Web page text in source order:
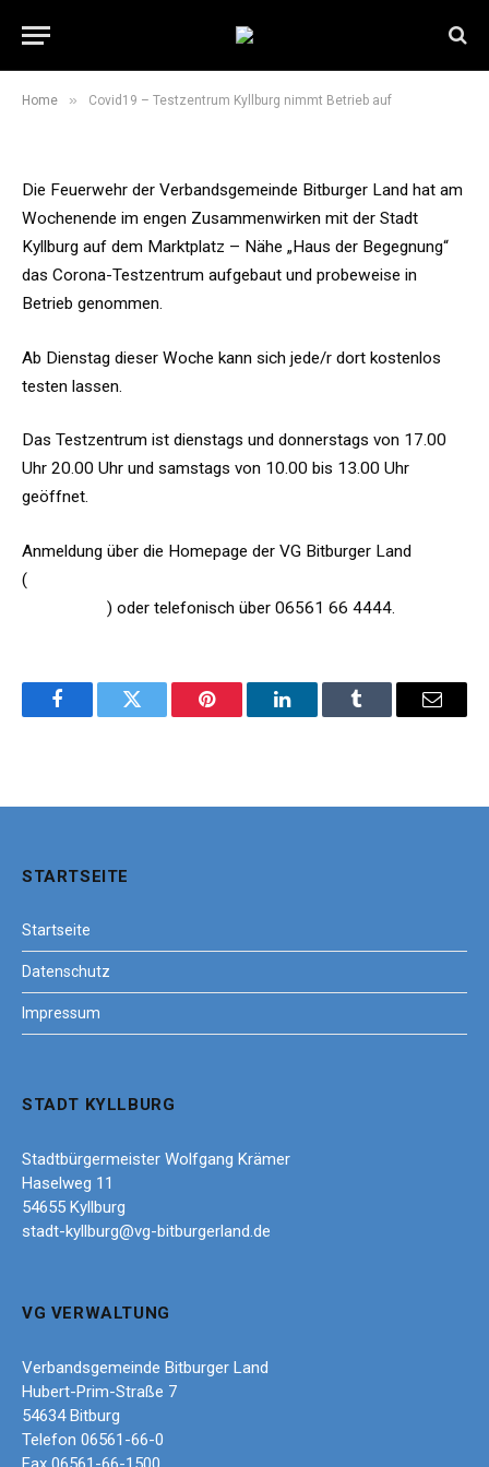
Home » Covid19 – Testzentrum Kyllburg nimmt Betrieb auf
nimmt Betrieb auf
Die Feuerwehr der Verbandsgemeinde Bitburger Land hat am
Wochenende im engen Zusammenwirken mit der Stadt
Kyllburg auf dem Marktplatz – Nähe „Haus der Begegnung“
das Corona-Testzentrum aufgebaut und probeweise in
Betrieb genommen.
Ab Dienstag dieser Woche kann sich jede/r dort kostenlos
testen lassen.
Das Testzentrum ist dienstags und donnerstags von 17.00
Uhr 20.00 Uhr und samstags von 10.00 bis 13.00 Uhr
geöffnet.
Anmeldung über die Homepage der VG Bitburger Land
(
) oder telefonisch über 06561 66 4444.
FacebookTwitter Pinterest LinkedInTumblr Email
STARTSEITE
Startseite
Datenschutz
Impressum
STADT KYLLBURG
Stadtbürgermeister Wolfgang Krämer
Haselweg 11
54655 Kyllburg
stadt-kyllburg@vg-bitburgerland.de
VG VERWALTUNG
Verbandsgemeinde Bitburger Land
Hubert-Prim-Straße 7
54634 Bitburg
Telefon 06561-66-0